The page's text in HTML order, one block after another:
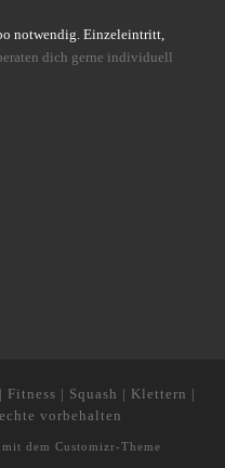
notwendig. Einzeleintritt,
dich gerne individuell
Fitness | Squash | Klettern |
vorbehalten
dem Customizr-Theme